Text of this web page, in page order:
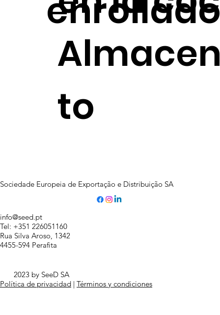
to
2023 by SeeD SA
Política de privacidad | Términos y condiciones
Sociedade Europeia de Exportação e Distribuição SA
info@seed.pt
Tel: +351 226051160
Rua Silva Aroso, 1342
4455-594 Perafita